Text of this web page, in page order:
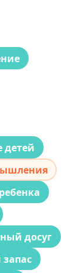
детей
досуг